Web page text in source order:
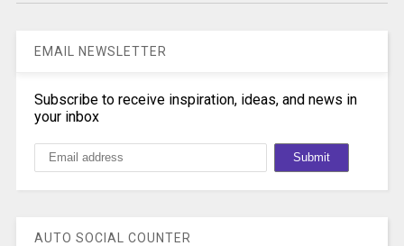
EMAIL NEWSLETTER
Subscribe to receive inspiration, ideas, and news in
your inbox
AUTO SOCIAL COUNTER